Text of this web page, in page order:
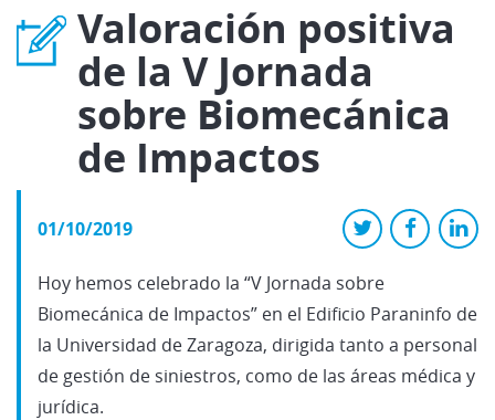
Valoración positiva
de la V Jornada
sobre Biomecánica
de Impactos
01/10/2019
Hoy hemos celebrado la “V Jornada sobre
Biomecánica de Impactos” en el Edificio Paraninfo de
la Universidad de Zaragoza, dirigida tanto a personal
de gestión de siniestros, como de las áreas médica y
jurídica.